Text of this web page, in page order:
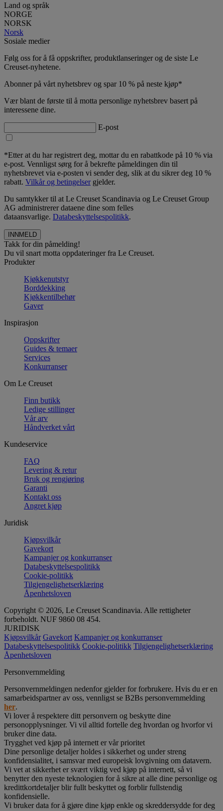
Land og språk
NORGE
NORSK
Norsk
Sosiale medier
Følg oss for å få oppskrifter, produktlanseringer og de siste Le
Creuset-nyhetene.
Abonner på vårt nyhetsbrev og spar 10 % på neste kjøp*
Vær blant de første til å motta personlige nyhetsbrev basert på
interessene dine.
E-post
*Etter at du har registrert deg, mottar du en rabattkode på 10 % via
e-post. Vennligst sørg for å bekrefte påmeldingen din til
nyhetsbrevet via e-posten vi sender deg, slik at du sikrer deg 10 %
rabatt. Vilkår og betingelsergjelder.
Du samtykker til at Le Creuset Scandinavia og Le Creuset Group
AG administrerer dataene dine som felles
dataansvarlige. Databeskyttelsespolitikk.
Takk for din påmelding!
Du vil snart motta oppdateringer fra Le Creuset.
Produkter
Kjøkkenutstyr
Borddekking
Kjøkkentilbehør
Gaver
Inspirasjon
Oppskrifter
Guides & temaer
Services
Konkurranser
Om Le Creuset
Finn butikk
Ledige stillinger
Vår arv
Håndverket vårt
Kundeservice
FAQ
Levering & retur
Bruk og rengjøring
Garanti
Kontakt oss
Angret kjøp
Juridisk
Kjøpsvilkår
Gavekort
Kampanjer og konkurranser
Databeskyttelsespolitikk
Cookie-politikk
Tilgjengelighetserklæring
Åpenhetsloven
Copyright © 2026, Le Creuset Scandinavia. Alle rettigheter
forbeholdt. NUF 9860 08 454.
JURIDISK
Kjøpsvilkår Gavekort Kampanjer og konkurranser
Databeskyttelsespolitikk Cookie-politikk Tilgjengelighetserklæring
Åpenhetsloven
Personvernmelding
Personvernmeldingen nedenfor gjelder for forbrukere. Hvis du er en
samarbeidspartner av oss, vennligst se B2Bs personvernmelding
her.
Vi lover å respektere ditt personvern og beskytte dine
personopplysninger. Vi vil alltid fortelle deg hvordan og hvorfor vi
bruker dine data.
Trygghet ved kjøp på internett er vår prioritet
Dine personlige detaljer holdes i sikkerhet og under streng
konfidensialitet, i samsvar med europeisk lovgivning om datavern.
Vi vet at sikkerhet er svært viktig ved kjøp på internett, så vi
benytter den nyeste teknologien for å sikre at alle dine personlige og
kredittkortdetaljer blir fullt beskyttet og forblir fullstendig
konfidensielle.
Vi bruker data for å gjøre dine kjøp enkle og skreddersydde for deg